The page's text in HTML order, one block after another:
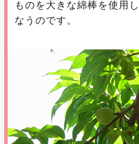
ものを大きな綿棒を使用
なうのです。